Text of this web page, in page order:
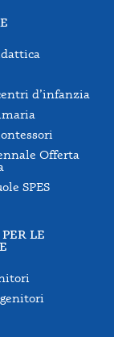
d’infanzia
Offerta
SPES
LE